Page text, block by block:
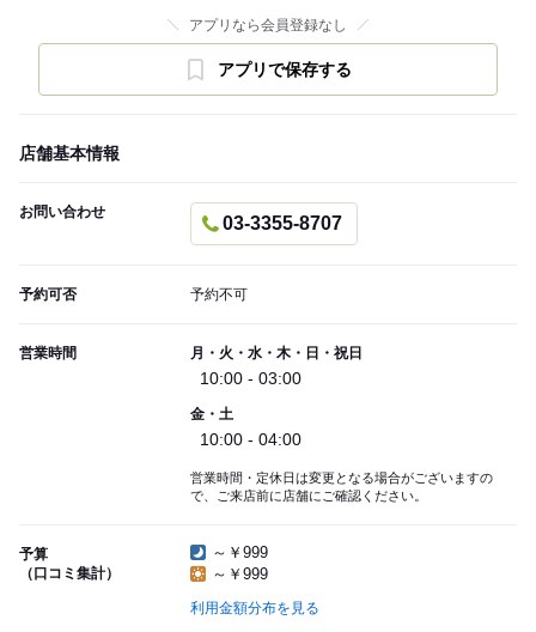
アプリなら会員登録なし
アプリで保存する
店舗基本情報
お問い合わせ
03-3355-8707
予約可否 予約不可
営業時間 月・火・水・木・日・祝日
10:00 - 03:00
金・土
10:00 - 04:00
営業時間・定休日は変更となる場合がございますの
で、ご来店前に店舗にご確認ください。
予算
（口コミ集計）
～￥999
～￥999
利用金額分布を見る